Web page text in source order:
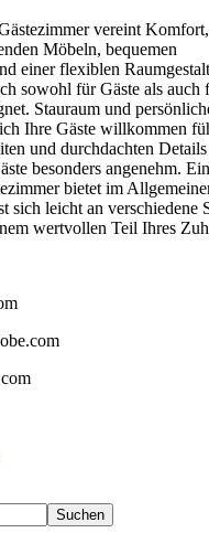
vereint
Möbeln, bequemen
einer flexiblen
sowohl für Gäste als auch
Stauraum und
Ihre Gäste willkommen
und durchdachten
besonders angenehm. Ein
bietet im
sich leicht an verschiedene
wertvollen Teil Ihres
Suchen